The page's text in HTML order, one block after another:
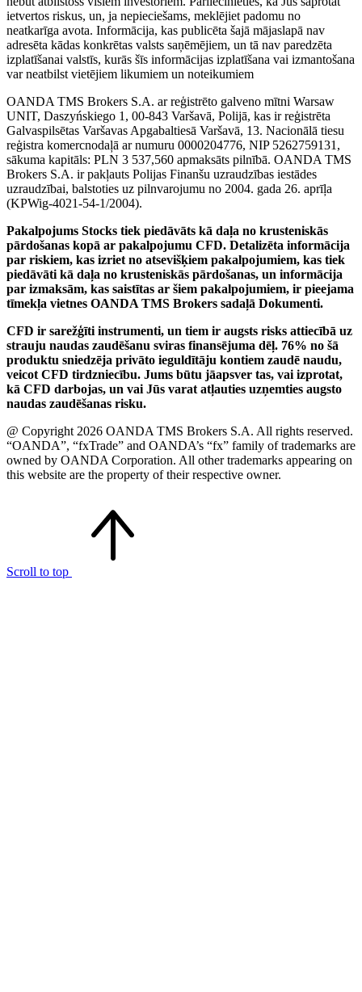
ietvertos riskus, un, ja nepieciešams, meklējiet padomu no
neatkarīga avota. Informācija, kas publicēta šajā mājaslapā nav
adresēta kādas konkrētas valsts saņēmējiem, un tā nav paredzēta
izplatīšanai valstīs, kurās šīs informācijas izplatīšana vai izmantošana
var neatbilst vietējiem likumiem un noteikumiem
OANDA TMS Brokers S.A. ar reģistrēto galveno mītni Warsaw
UNIT, Daszyńskiego 1, 00-843 Varšavā, Polijā, kas ir reģistrēta
Galvaspilsētas Varšavas Apgabaltiesā Varšavā, 13. Nacionālā tiesu
reģistra komercnodaļā ar numuru 0000204776, NIP 5262759131,
sākuma kapitāls: PLN 3 537,560 apmaksāts pilnībā. OANDA TMS
Brokers S.A. ir pakļauts Polijas Finanšu uzraudzības iestādes
uzraudzībai, balstoties uz pilnvarojumu no 2004. gada 26. aprīļa
(KPWig-4021-54-1/2004).
Pakalpojums Stocks tiek piedāvāts kā daļa no krusteniskās
pārdošanas kopā ar pakalpojumu CFD. Detalizēta informācija
par riskiem, kas izriet no atsevišķiem pakalpojumiem, kas tiek
piedāvāti kā daļa no krusteniskās pārdošanas, un informācija
par izmaksām, kas saistītas ar šiem pakalpojumiem, ir pieejama
tīmekļa vietnes OANDA TMS Brokers sadaļā Dokumenti.
CFD ir sarežģīti instrumenti, un tiem ir augsts risks attiecībā uz
strauju naudas zaudēšanu sviras finansējuma dēļ. 76% no šā
produktu sniedzēja privāto ieguldītāju kontiem zaudē naudu,
veicot CFD tirdzniecību. Jums būtu jāapsver tas, vai izprotat,
kā CFD darbojas, un vai Jūs varat atļauties uzņemties augsto
naudas zaudēšanas risku.
@ Copyright 2026 OANDA TMS Brokers S.A. All rights reserved.
“OANDA”, “fxTrade” and OANDA’s “fx” family of trademarks are
owned by OANDA Corporation. All other trademarks appearing on
this website are the property of their respective owner.
Scroll to top